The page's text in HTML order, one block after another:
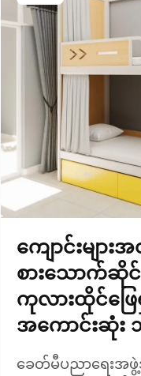
ကျောင်းမျာ
စားသောက်ဆိုင်
ကုလားထိုင်ဖြေ
အကောင်းဆုံး ၁
ခေတ်မီပညာရေးအ